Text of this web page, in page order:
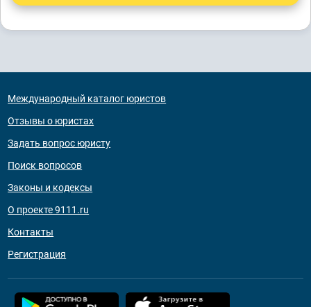
Международный каталог юристов
Отзывы о юристах
Задать вопрос юристу
Поиск вопросов
Законы и кодексы
О проекте 9111.ru
Контакты
Регистрация